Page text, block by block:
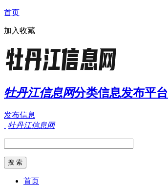
首页
加入收藏
牡丹江信息网分类信息发布平台
发布信息
牡丹江信息网
首页